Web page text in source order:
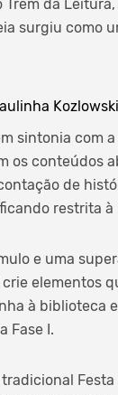
Trem da
surgiu como
sintonia com
os conteúdos
de
restrita
e uma
elementos
à biblioteca
Fase I.